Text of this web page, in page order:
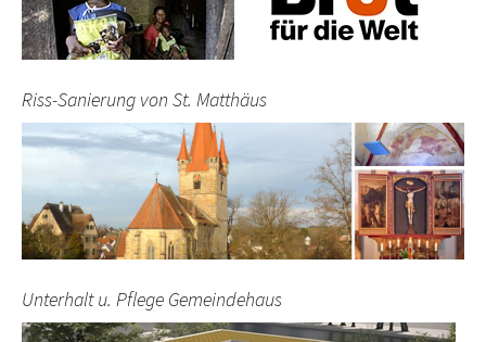
Riss-Sanierung von St. Matthäus
Unterhalt u. Pflege Gemeindehaus